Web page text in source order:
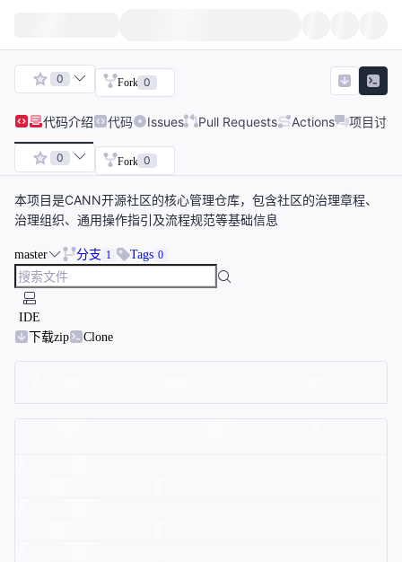
0 Fork 0
代码介绍 代码 Issues Pull Requests Actions 项目讨论
0 Fork 0
本项目是CANN开源社区的核心管理仓库，包含社区的治理章程、
治理组织、通用操作指引及流程规范等基础信息
master 分支 1 Tags 0
IDE
下载zip
Clone